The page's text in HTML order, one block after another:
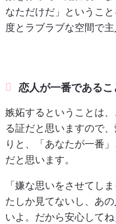
なただけだ」というこ
度とラブラブな空間で
恋人が一番であるこ
嫉妬するということは
る証だと思いますので
りと、「あなたが一番
だと思います。
「嫌な思いをさせてし
たしか見てないし、あ
いよ。だから安心して